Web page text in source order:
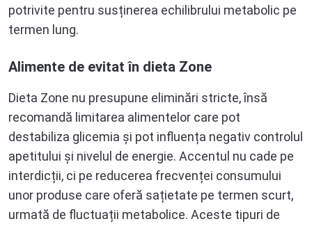
potrivite pentru susținerea echilibrului metabolic pe
termen lung.
Alimente de evitat în dieta Zone
Dieta Zone nu presupune eliminări stricte, însă
recomandă limitarea alimentelor care pot
destabiliza glicemia și pot influența negativ controlul
apetitului și nivelul de energie. Accentul nu cade pe
interdicții, ci pe reducerea frecvenței consumului
unor produse care oferă sațietate pe termen scurt,
urmată de fluctuații metabolice. Aceste tipuri de